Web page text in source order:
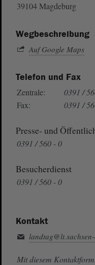
39104 Magdeburg
Wegbeschreibung
Auf Google Maps
Telefon und Fax
Zentrale:
0391 /
Fax:
0391 /
Presse- und
0391 / 560 - 0
Besucherdienst
0391 / 560 - 0
Kontakt
Mit diesem